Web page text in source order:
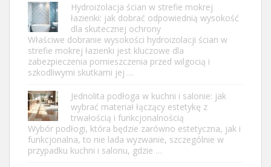
Hydroizolacja ścian w strefie mokrej
łazienki: jak dobrać odpowiednią wysokość
dla skutecznej ochrony
Właściwe dobranie wysokości hydroizolacji ścian w
strefie mokrej łazienki jest kluczowe dla
zabezpieczenia pomieszczenia przed wilgocią i
szkodliwymi skutkami jej …
Jednolita podłoga w kuchni i salonie: jak
wybrać materiał łączący estetykę z
trwałością i funkcjonalnością
Wybór podłogi, która będzie zarówno estetyczna, jak i
funkcjonalna, to nie lada wyzwanie, szczególnie w
przypadku kuchni i salonu, gdzie …